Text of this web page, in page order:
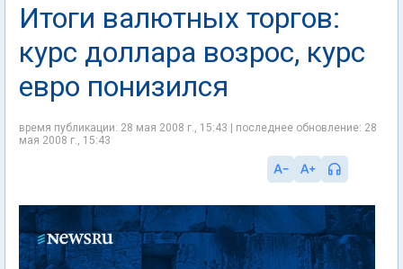
Итоги валютных торгов:
курс доллара возрос, курс
евро понизился
время публикации: 28 мая 2008 г., 15:43 | последнее обновление: 28
мая 2008 г., 15:43